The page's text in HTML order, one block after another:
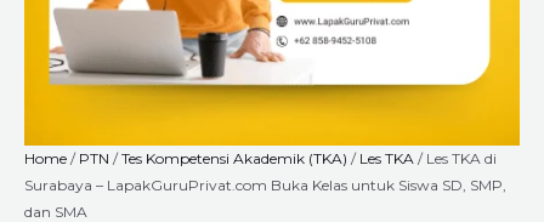
Home / PTN /Tes Kompetensi Akademik (TKA) / Les TKA / Les TKA di
Surabaya – LapakGuruPrivat.com Buka Kelas untuk Siswa SD, SMP,
dan SMA
quantity